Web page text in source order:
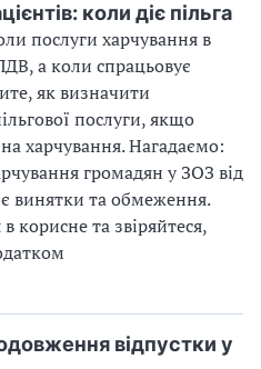
коли діє пільга
послуги харчування в
а коли спрацьовує
як визначити
послуги, якщо
харчування. Нагадаємо:
громадян у ЗОЗ від
винятки та обмеження.
корисне та звіряйтеся,
відпустки у